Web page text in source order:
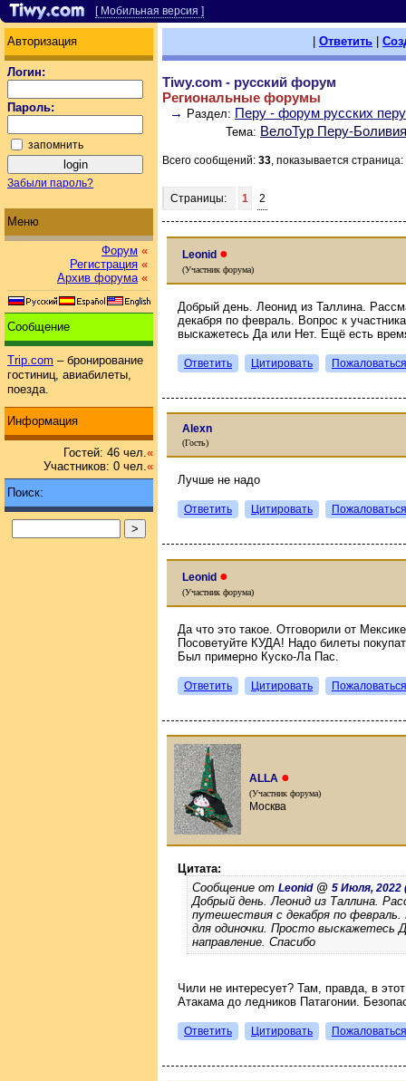
[ Мобильная версия ]
Авторизация
Логин:
Пароль:
запомнить
Забыли пароль?
Меню
Форум «
Регистрация «
Архив форума «
Сообщение
Trip.com – бронирование
гостиниц, авиабилеты,
поезда.
Информация
Гостей: 46 чел.«
Участников: 0 чел.«
Поиск:
Ответить
Tiwy.com - русский форум
Региональные форумы
→ Раздел: Перу - форум русских
Тема: ВелоТур Перу-
Всего сообщений: 33, показывается страница:
Страницы: 1 2
Leonid ●
(Участник форума)
Добрый день. Леонид из Таллина.
декабря по февраль. Вопрос к
выскажетесь Да или Нет. Ещё есть
Ответить Цитировать Пожаловаться
Alexn
(Гость)
Лучше не надо
Ответить Цитировать Пожаловаться
Leonid ●
(Участник форума)
Да что это такое. Отговорили от
Посоветуйте КУДА! Надо билеты
Был примерно Куско-Ла Пас.
Ответить Цитировать Пожаловаться
ALLA ●
(Участник форума)
Москва
Цитата:
Сообщение от Leonid@ 5 Июля, 2022
Добрый день. Леонид из Таллина.
путешествия с декабря по
для одиночки. Просто
направление. Спасибо
Чили не интересует? Там, правда, в
Атакама до ледников Патагонии.
Ответить Цитировать Пожаловаться